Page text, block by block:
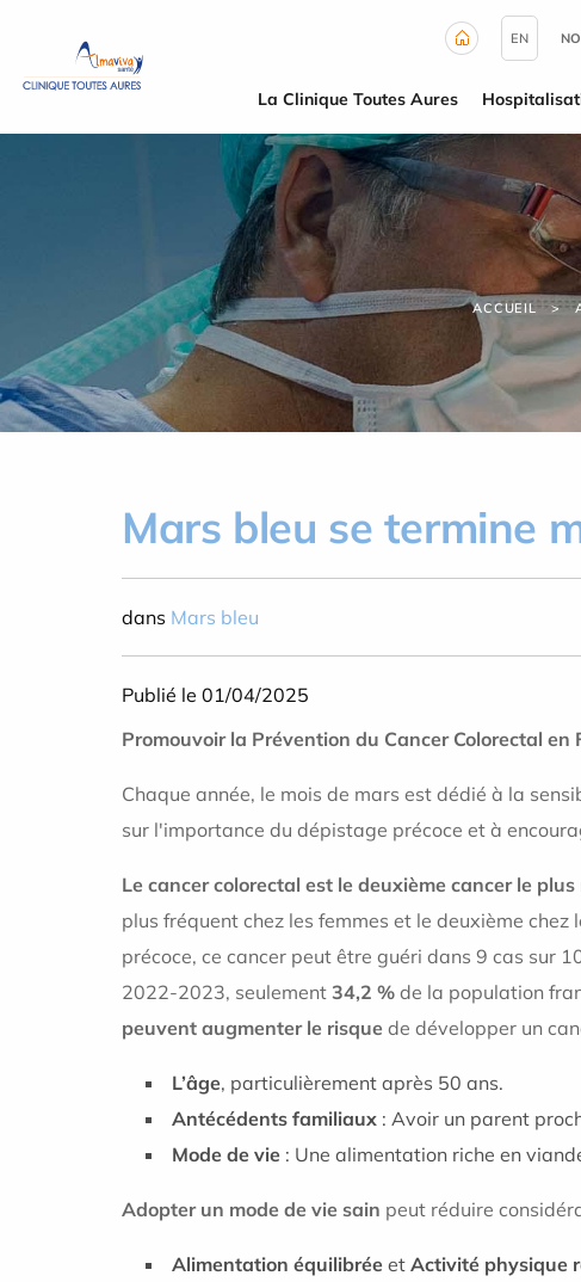
EN
La Clinique Toutes Aures
ACCUEIL
Mars bleu se termine
dans Mars bleu
Publié le 01/04/2025
Promouvoir la Prévention du Cancer Colorectal en
Chaque année, le mois de mars est dédié à la
sur l'importance du dépistage précoce et à
Le cancer colorectal est le deuxième cancer le
plus fréquent chez les femmes et le deuxième
précoce, ce cancer peut être guéri dans 9 cas sur
2022-2023, seulement 34,2 % de la population
peuvent augmenter le risque de développer un
L’âge, particulièrement après 50 ans.
Antécédents familiaux : Avoir un parent
Mode de vie : Une alimentation riche en
Adopter un mode de vie sain peut réduire
Alimentation équilibrée et Activité physique